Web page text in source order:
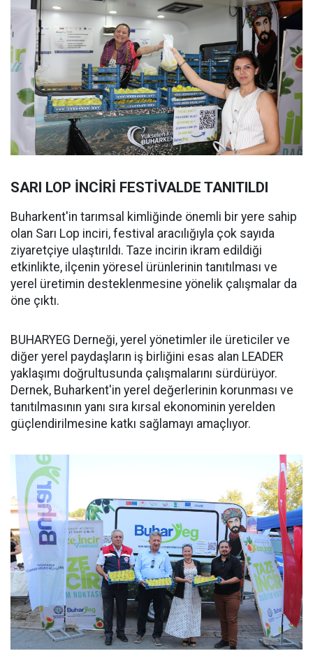
SARI LOP İNCİRİ FESTİVALDE TANITILDI
Buharkent'in tarımsal kimliğinde önemli bir yere sahip
olan Sarı Lop inciri, festival aracılığıyla çok sayıda
ziyaretçiye ulaştırıldı. Taze incirin ikram edildiği
etkinlikte, ilçenin yöresel ürünlerinin tanıtılması ve
yerel üretimin desteklenmesine yönelik çalışmalar da
öne çıktı.
BUHARYEG Derneği, yerel yönetimler ile üreticiler ve
diğer yerel paydaşların iş birliğini esas alan LEADER
yaklaşımı doğrultusunda çalışmalarını sürdürüyor.
Dernek, Buharkent'in yerel değerlerinin korunması ve
tanıtılmasının yanı sıra kırsal ekonominin yerelden
güçlendirilmesine katkı sağlamayı amaçlıyor.